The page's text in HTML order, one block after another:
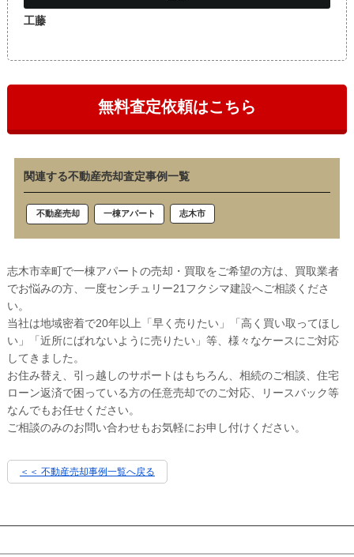
工藤
無料査定依頼はこちら
関連する不動産売却査定事例一覧
不動産売却 一棟アパート 志木市
志木市幸町で一棟アパートの売却・買取をご希望の方は、買取業者
でお悩みの方、一度センチュリー21フクシマ建設へご相談くださ
い。
当社は地域密着で20年以上「早く売りたい」「高く買い取ってほし
い」「近所にばれないように売りたい」等、様々なケースにご対応
してきました。
お住み替え、引っ越しのサポートはもちろん、相続のご相談、住宅
ローン返済で困っている方の任意売却でのご対応、リースバック等
なんでもお任せください。
ご相談のみのお問い合わせもお気軽にお申し付けください。
＜＜ 不動産売却事例一覧へ戻る